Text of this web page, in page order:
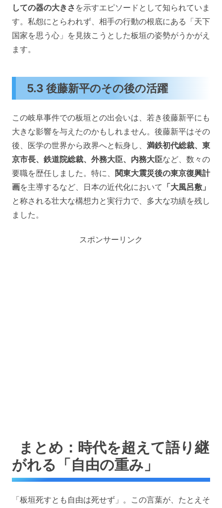
しての器の大きさ を示すエピソードとして知られていま
す。私怨にとらわれず、相手の行動の根底にある「天下
国家を思う心」を見抜こうとした板垣の姿勢がうかがえ
ます。
5.3 後藤新平のその後の活躍
この岐阜事件での板垣との出会いは、若き後藤新平にも
大きな影響を与えたのかもしれません。後藤新平はその
後、医学の世界から政界へと転身し、 満鉄初代総裁、東
京市長、鉄道院総裁、外務大臣、内務大臣など、数々の
要職を歴任しました。特に、 関東大震災後の東京復興計
画を主導するなど、日本の近代化において 「大風呂敷」
と称される壮大な構想力と実行力で、多大な功績を残し
ました。
スポンサーリンク
まとめ：時代を超えて語り継
がれる「自由の重み」
「板垣死すとも自由は死せず」。この言葉が、たとえそ